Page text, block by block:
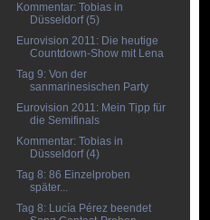
Kommentar: Tobias in
Düsseldorf (5)
Eurovision 2011: Die heutige
Countdown-Show mit Lena
Tag 9: Von der
sanmarinesischen Party
Eurovision 2011: Mein Tipp für
die Semifinals
Kommentar: Tobias in
Düsseldorf (4)
Tag 8: 86 Einzelproben
später...
Tag 8: Lucía Pérez beendet